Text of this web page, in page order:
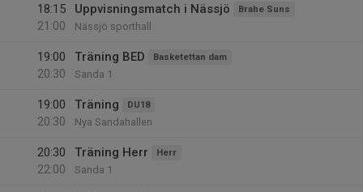
18:15
21:00
Uppvisningsmatch i Nässjö Brahe Suns
Nässjö sporthall
19:00
20:30
Träning BED Basketettan dam
Sanda 1
19:00
20:30
Träning DU18
Nya Sandahallen
20:30
22:00
Träning Herr Herr
Sanda 1